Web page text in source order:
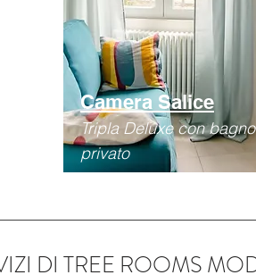
Camera Salice
Tripla Deluxe con bagno
privato
DI TREE ROOMS